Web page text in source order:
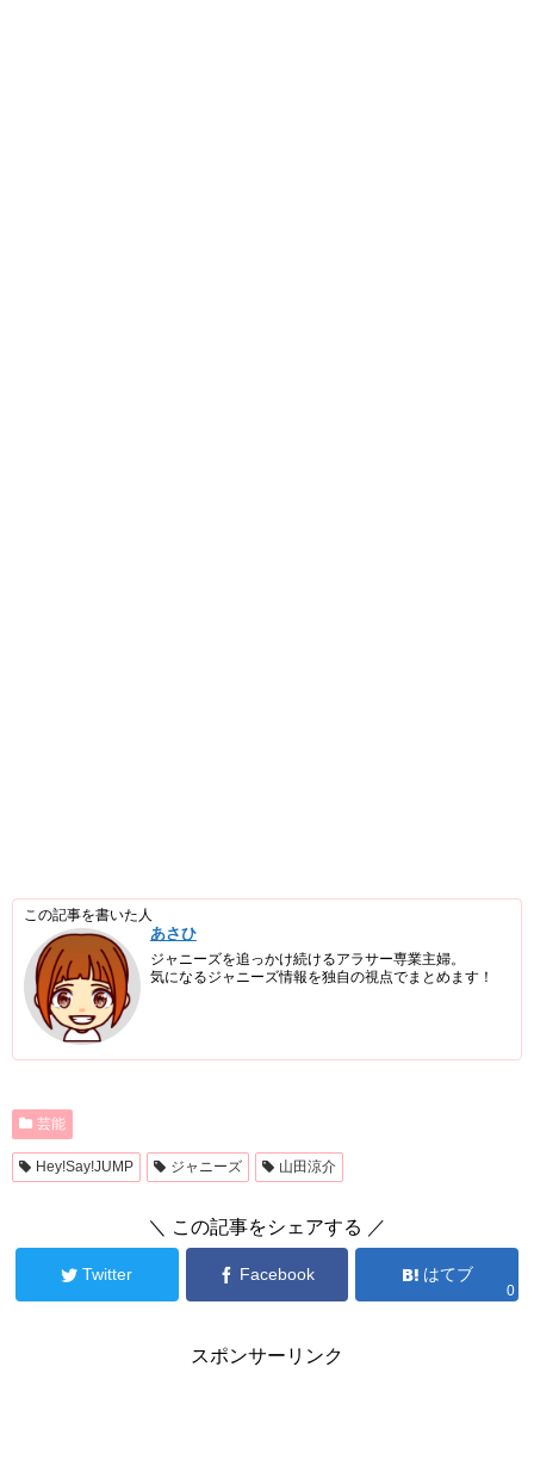
この記事を書いた人
あさひ
ジャニーズを追っかけ続けるアラサー専業主婦。
気になるジャニーズ情報を独自の視点でまとめます！
芸能
Hey!Say!JUMP ジャニーズ 山田涼介
＼ この記事をシェアする ／
Twitter Facebook はてブ
0
スポンサーリンク